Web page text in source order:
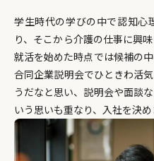
学生時代の学びの中で認知心
り、そこから介護の仕事に興
就活を始めた時点では候補の
合同企業説明会でひときわ活
うだなと思い、説明会や面談
いう思いも重なり、入社を決め